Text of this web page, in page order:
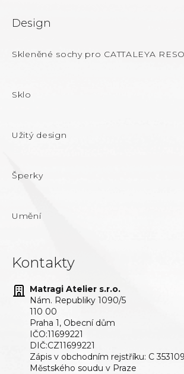
Design
Skleněné sochy pro CATTALEYA
Sklo
Užitý design
Šperky
Umění
Kontakty
Matragi Atelier s.r.o.
Nám. Republiky 1090/5
110 00
Praha 1, Obecní dům
IČO:11699221
DIČ:CZ11699221
Zápis v obchodním rejstříku: C
Městského soudu v Praze